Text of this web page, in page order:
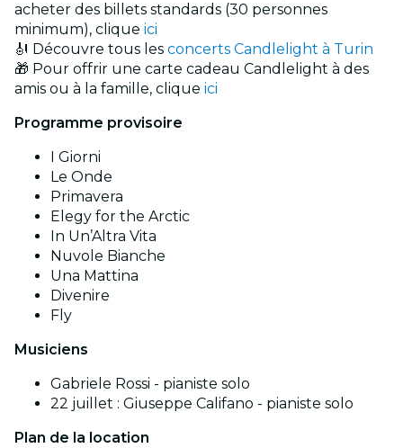
acheter des billets standards (30 personnes
minimum), clique ici
🎻 Découvre tous les concerts Candlelight à Turin
🎁 Pour offrir une carte cadeau Candlelight à des
amis ou à la famille, clique ici
Programme provisoire
I Giorni
Le Onde
Primavera
Elegy for the Arctic
In Un’Altra Vita
Nuvole Bianche
Una Mattina
Divenire
Fly
Musiciens
Gabriele Rossi - pianiste solo
22 juillet : Giuseppe Califano - pianiste solo
Plan de la location